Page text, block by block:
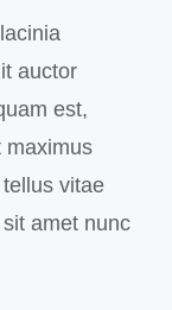
auctor
est,
maximus
vitae
amet nunc